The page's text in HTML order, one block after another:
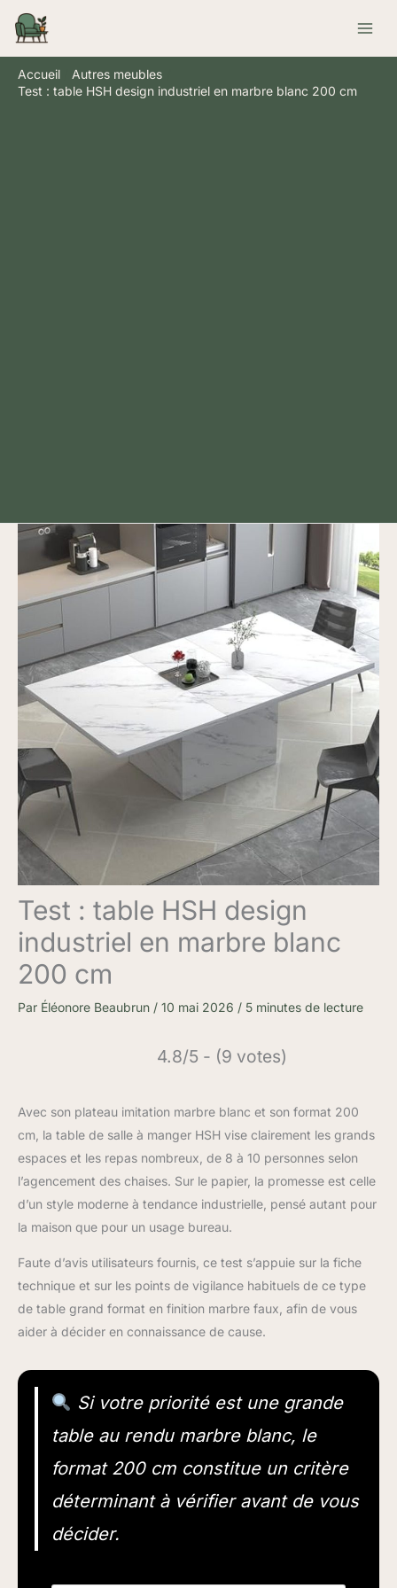
Aller
contenu
Accueil
Autres meubles
Test : table HSH design industriel en marbre blanc 200 cm
Test : table HSH design
industriel en marbre blanc
200 cm
Par Éléonore Beaubrun / 10 mai 2026 / 5 minutes de lecture
4.8/5 - (9 votes)
Avec son plateau imitation marbre blanc et son format 200
cm, la table de salle à manger HSH vise clairement les grands
espaces et les repas nombreux, de 8 à 10 personnes selon
l’agencement des chaises. Sur le papier, la promesse est celle
d’un style moderne à tendance industrielle, pensé autant pour
la maison que pour un usage bureau.
Faute d’avis utilisateurs fournis, ce test s’appuie sur la fiche
technique et sur les points de vigilance habituels de ce type
de table grand format en finition marbre faux, afin de vous
aider à décider en connaissance de cause.
Si votre priorité est une grande
table au rendu marbre blanc, le
format 200 cm constitue un critère
déterminant à vérifier avant de vous
décider.
Rechercher